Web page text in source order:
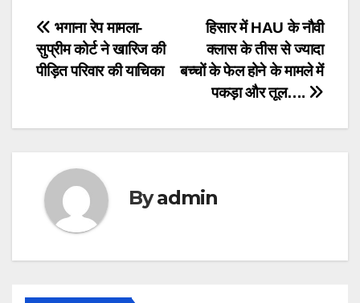
Post
navigation
हिसार में HAU के नौवी
क्लास के तीस से ज्यादा
बच्चों के फेल होने के मामले में
पकड़ा और तूल….
भगाना रेप मामला-
सुप्रीम कोर्ट ने खारिज की
पीड़ित परिवार की याचिका
Byadmin